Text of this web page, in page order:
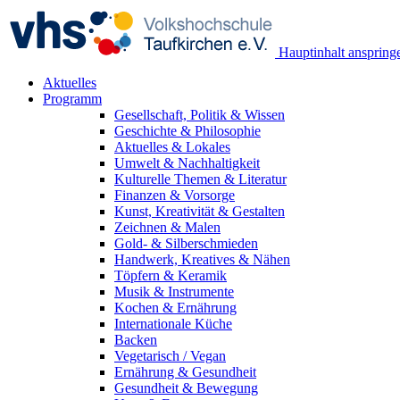
Hauptinhalt
Aktuelles
Programm
Gesellschaft, Politik & Wissen
Geschichte & Philosophie
Aktuelles & Lokales
Umwelt & Nachhaltigkeit
Kulturelle Themen & Literatur
Finanzen & Vorsorge
Kunst, Kreativität & Gestalten
Zeichnen & Malen
Gold- & Silberschmieden
Handwerk, Kreatives & Nähen
Töpfern & Keramik
Musik & Instrumente
Kochen & Ernährung
Internationale Küche
Backen
Vegetarisch / Vegan
Ernährung & Gesundheit
Gesundheit & Bewegung